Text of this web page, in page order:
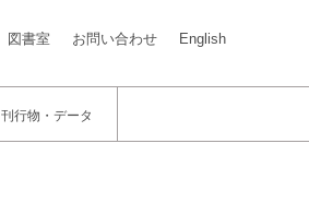
図書室 お問い合わせ English
刊行物・データ